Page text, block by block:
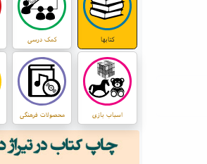
کتابها کمک درسی
اسباب بازی محصولات فرهنگی